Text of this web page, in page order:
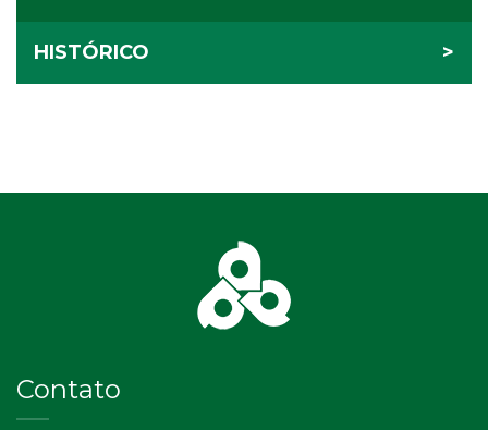
HISTÓRICO >
Contato